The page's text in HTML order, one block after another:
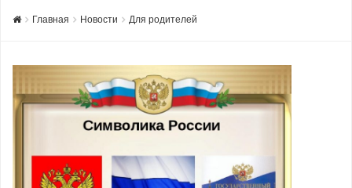
Главная Новости Для родителей